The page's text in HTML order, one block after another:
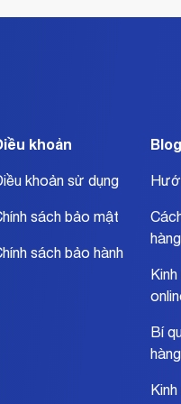
khoản
khoản sử dụng
sách bảo mật
sách bảo hành
Blog
hàng
Bí
hàng